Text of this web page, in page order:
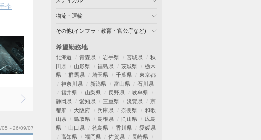
企
05～26/09/07
物流・運輸
その他(インフラ・教育・官公庁など)
希望勤務地
北海道 青森県 岩手県 宮城県
秋
田県
山形県 福島県 茨城県
栃木
県
群馬県 埼玉県 千葉県
東京都
神奈川県
新潟県 富山県
石川県
福井県
山梨県 長野県
岐阜県
静岡県
愛知県 三重県 滋賀県
京
都府
大阪府 兵庫県 奈良県
和歌
山県
鳥取県 島根県 岡山県
広島
県
山口県 徳島県 香川県
愛媛県
高知県
福岡県 佐賀県
長崎県